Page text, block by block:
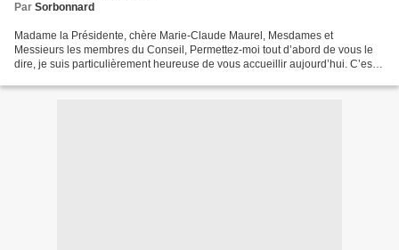
Par Sorbonnard
Madame la Présidente, chère Marie-Claude Maurel, Mesdames et
Messieurs les membres du Conseil, Permettez-moi tout d’abord de vous le
dire, je suis particulièrement heureuse de vous accueillir aujourd’hui. C’est,